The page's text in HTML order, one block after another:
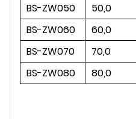
BS-ZW050
50,0
BS-ZW060
60,0
BS-ZW070
70,0
BS-ZW080
80,0